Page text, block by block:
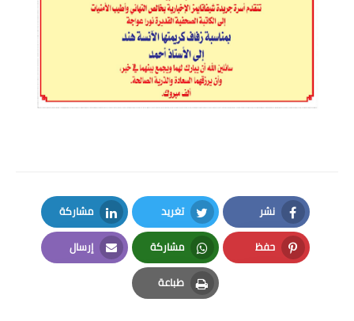
نشر
Facebook
تغريد
Twitter
مشاركة
LinkedIn
حفظ
Pinterest
مشاركة
Whatsapp
إرسال
Email
طباعة
Print